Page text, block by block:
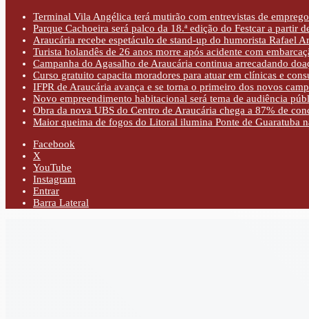
Terminal Vila Angélica terá mutirão com entrevistas de
Parque Cachoeira será palco da 18.ª edição do Festcar a partir
Araucária recebe espetáculo de stand-up do humorista Rafael
Turista holandês de 26 anos morre após acidente com
Campanha do Agasalho de Araucária continua arrecadando
Curso gratuito capacita moradores para atuar em clínicas e
IFPR de Araucária avança e se torna o primeiro dos novos
Novo empreendimento habitacional será tema de audiência
Obra da nova UBS do Centro de Araucária chega a 87% de
Maior queima de fogos do Litoral ilumina Ponte de Guaratuba
Facebook
X
YouTube
Instagram
Entrar
Barra Lateral